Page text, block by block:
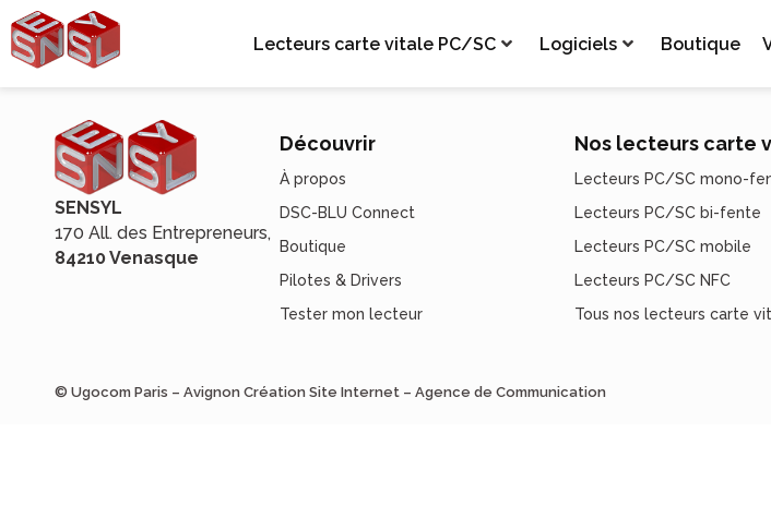
Lecteurs carte vitale PC/SC Logiciels Boutique
SENSYL
170 All. des Entrepreneurs,
84210 Venasque
Découvrir
À propos
DSC-BLU Connect
Boutique
Pilotes & Drivers
Tester mon lecteur
Nos lecteurs carte
Lecteurs PC/SC mono-
Lecteurs PC/SC bi-fente
Lecteurs PC/SC mobile
Lecteurs PC/SC NFC
Tous nos lecteurs carte
© Ugocom Paris – Avignon Création Site Internet – Agence de Communication